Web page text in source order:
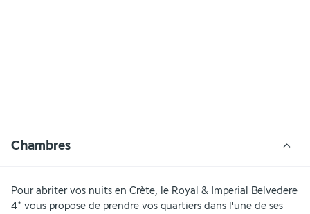
Chambres
Pour abriter vos nuits en Crète, le Royal & Imperial Belvedere
4* vous propose de prendre vos quartiers dans l'une de ses